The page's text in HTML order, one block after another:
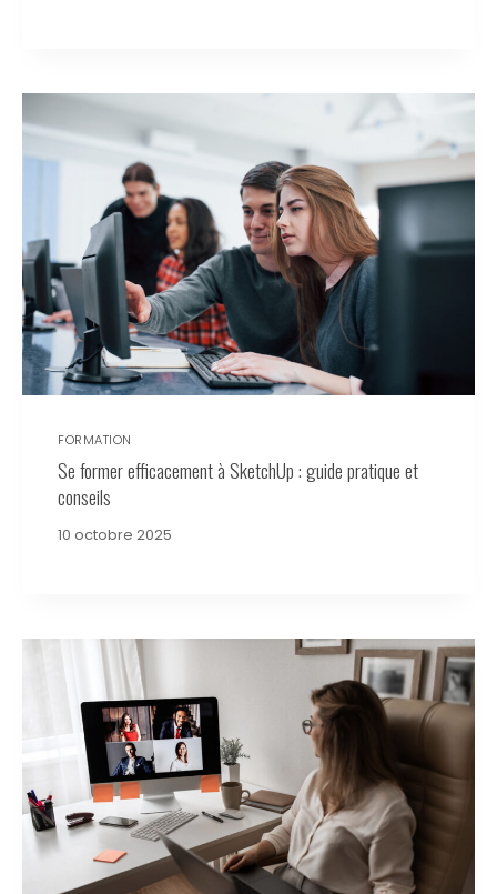
FORMATION
Se former efficacement à SketchUp : guide pratique et
conseils
10 octobre 2025